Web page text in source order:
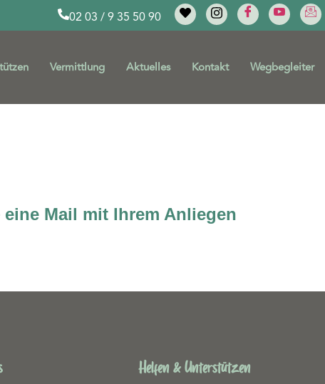
02 03 / 9 35 50 90
Vermittlung Aktuelles Kontakt Wegbegleiter
Mail mit Ihrem Anliegen
Helfen & Unterstützen